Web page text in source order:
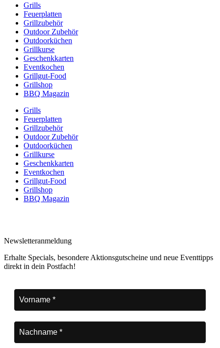
Grills
Feuerplatten
Grillzubehör
Outdoor Zubehör
Outdoorküchen
Grillkurse
Geschenkkarten
Eventkochen
Grillgut-Food
Grillshop
BBQ Magazin
Grills
Feuerplatten
Grillzubehör
Outdoor Zubehör
Outdoorküchen
Grillkurse
Geschenkkarten
Eventkochen
Grillgut-Food
Grillshop
BBQ Magazin
Newsletteranmeldung
Erhalte Specials, besondere Aktionsgutscheine und neue Eventtipps
direkt in dein Postfach!